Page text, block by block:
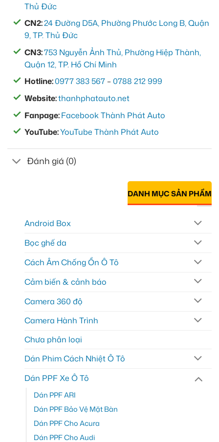
Thủ Đức
CN2:24 Đường D5A, Phường Phước Long B, Quận
9, TP. Thủ Đức
CN3:753 Nguyễn Ảnh Thủ, Phường Hiệp Thành,
Quận 12, TP. Hồ Chí Minh
Hotline:0977 383 567 –0788 212 999
Website:thanhphatauto.net
Fanpage:Facebook Thành Phát Auto
YouTube:YouTube Thành Phát Auto
Đánh giá (0)
DANH MỤC SẢN PHẨM
Android Box
Bọc ghế da
Cách Âm Chống Ồn Ô Tô
Cảm biến & cảnh báo
Camera 360 độ
Camera Hành Trình
Chưa phân loại
Dán Phim Cách Nhiệt Ô Tô
Dán PPF Xe Ô Tô
Dán PPF ARI
Dán PPF Bảo Vệ Mặt Bàn
Dán PPF Cho Acura
Dán PPF Cho Audi